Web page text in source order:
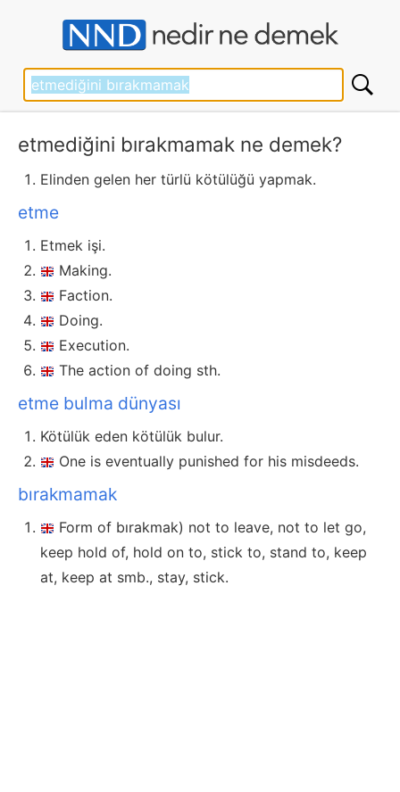
etmediğini bırakmamak ne demek?
Elinden gelen her türlü kötülüğü yapmak.
etme
Etmek işi.
Making.
Faction.
Doing.
Execution.
The action of doing sth.
etme bulma dünyası
Kötülük eden kötülük bulur.
One is eventually punished for his misdeeds.
bırakmamak
Form of bırakmak) not to leave, not to let go,
keep hold of, hold on to, stick to, stand to, keep
at, keep at smb., stay, stick.